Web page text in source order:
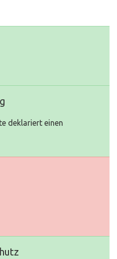
deklariert einen